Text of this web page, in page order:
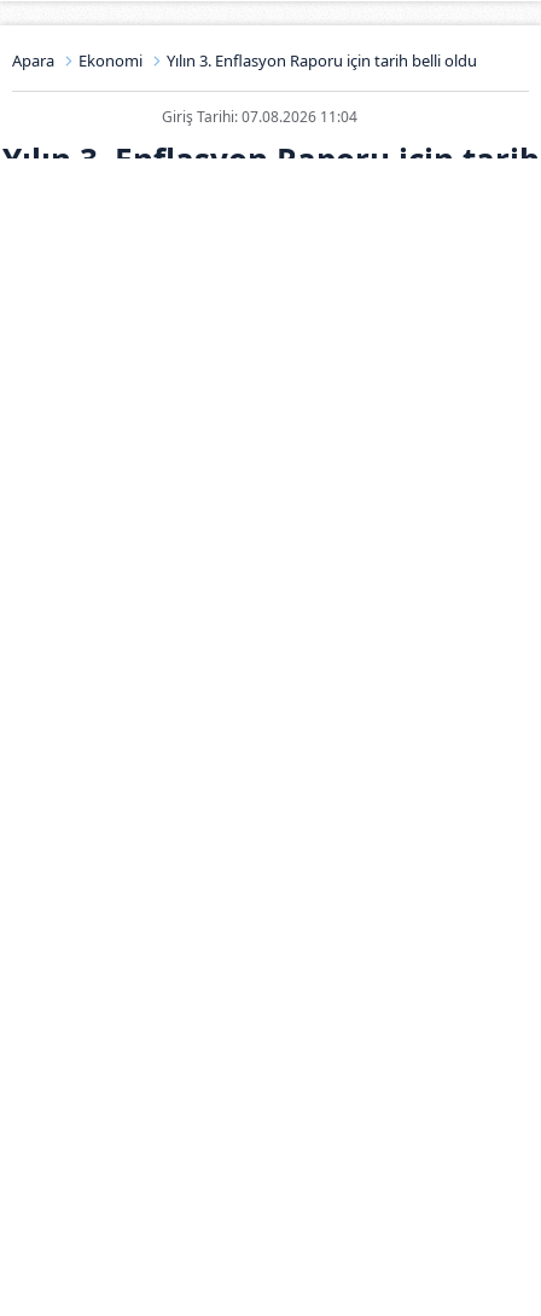
Apara Ekonomi Yılın 3. Enflasyon Raporu için tarih belli oldu
Giriş Tarihi: 07.08.2026 11:04
Yılın 3. Enflasyon Raporu için tarih